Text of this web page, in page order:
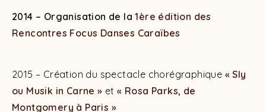
2014 – Organisation de la1ère édition des
Rencontres Focus Danses Caraïbes
2015 – Création du spectacle chorégraphique « Sly
ou Musik in Carne » et« Rosa Parks, de
Montgomery à Paris »